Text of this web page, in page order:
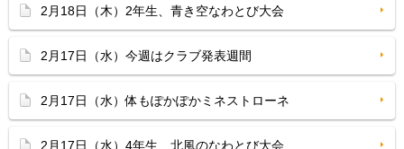
2月18日（木）2年生、青き空なわとび大会
2月17日（水）今週はクラブ発表週間
2月17日（水）体もぽかぽかミネストローネ
2月17日（水）4年生、北風のなわとび大会